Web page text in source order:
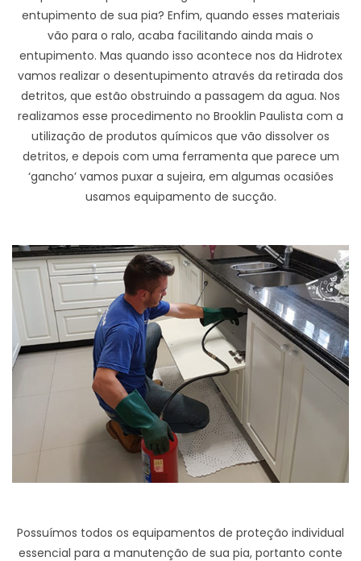
entupimento de sua pia? Enfim, quando esses materiais
vão para o ralo, acaba facilitando ainda mais o
entupimento. Mas quando isso acontece nos da Hidrotex
vamos realizar o desentupimento através da retirada dos
detritos, que estão obstruindo a passagem da agua. Nos
realizamos esse procedimento no Brooklin Paulista com a
utilização de produtos químicos que vão dissolver os
detritos, e depois com uma ferramenta que parece um
‘gancho’ vamos puxar a sujeira, em algumas ocasiões
usamos equipamento de sucção.
Possuímos todos os equipamentos de proteção individual
essencial para a manutenção de sua pia, portanto conte